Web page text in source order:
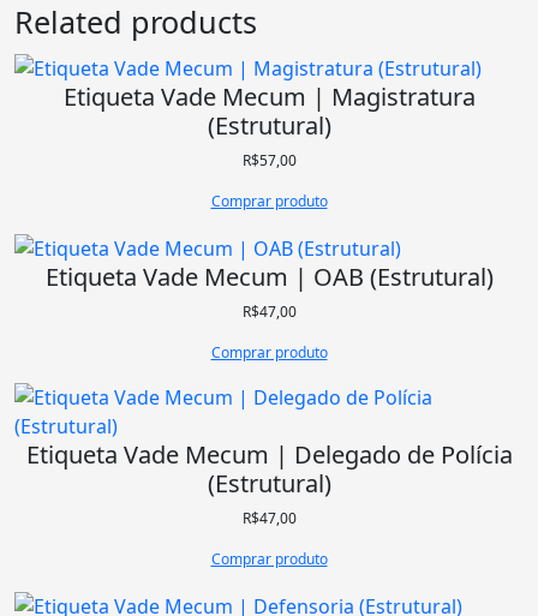
Related products
Etiqueta Vade Mecum | Magistratura
(Estrutural)
R$57,00
Comprar produto
Etiqueta Vade Mecum | OAB (Estrutural)
R$47,00
Comprar produto
Etiqueta Vade Mecum | Delegado de Polícia
(Estrutural)
R$47,00
Comprar produto